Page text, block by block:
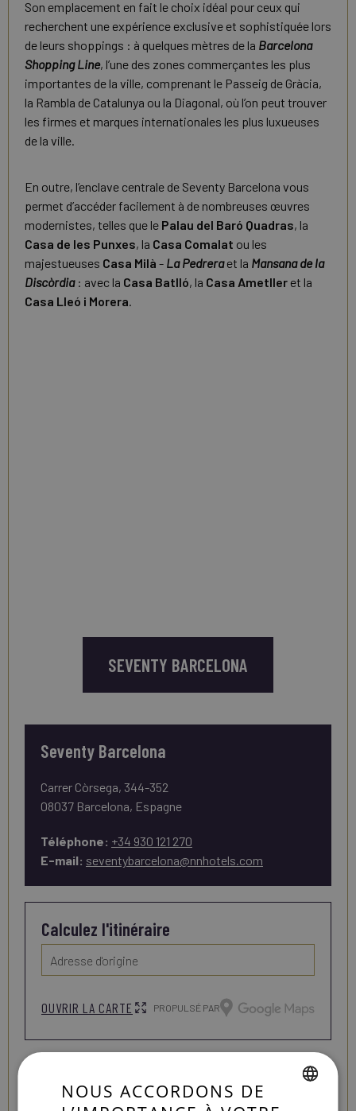
Son emplacement en fait le choix idéal pour ceux qui
recherchent une expérience exclusive et sophistiquée lors
de leurs shoppings : à quelques mètres de la Barcelona
Shopping Line, l’une des zones commerçantes les plus
importantes de la ville, comprenant le Passeig de Gràcia,
la Rambla de Catalunya ou la Diagonal, où l’on peut trouver
les firmes et marques internationales les plus luxueuses
de la ville.
En outre, l’enclave centrale de Seventy Barcelona vous
permet d’accéder facilement à de nombreuses œuvres
modernistes, telles que le Palau del Baró Quadras, la
Casa de les Punxes, la Casa Comalat ou les
majestueuses Casa Milà - La Pedreraet la Mansana de la
Discòrdia: avec la Casa Batlló, la Casa Ametller et la
Casa Lleó i Morera.
SEVENTY BARCELONA
Seventy Barcelona
Carrer Còrsega, 344-352
08037 Barcelona, Espagne
Téléphone: +34 930 121 270
E-mail: seventybarcelona@nnhotels.com
Calculez l'itinéraire
OUVRIR LA CARTE PROPULSÉ PAR
NOUS ACCORDONS DE